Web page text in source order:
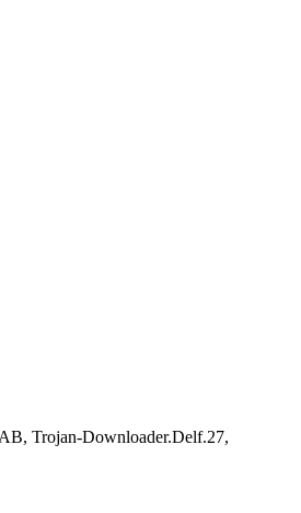
Trojan-Downloader.Delf.27,